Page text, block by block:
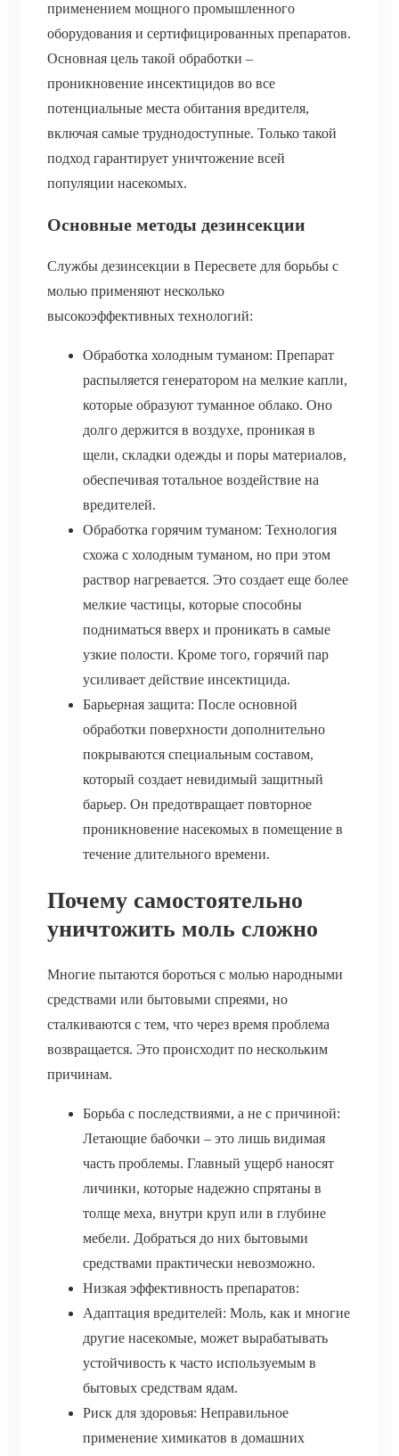
применением мощного промышленного
оборудования и сертифицированных препаратов.
Основная цель такой обработки –
проникновение инсектицидов во все
потенциальные места обитания вредителя,
включая самые труднодоступные. Только такой
подход гарантирует уничтожение всей
популяции насекомых.
Основные методы дезинсекции
Службы дезинсекции в Пересвете для борьбы с
молью применяют несколько
высокоэффективных технологий:
Обработка холодным туманом: Препарат
распыляется генератором на мелкие капли,
которые образуют туманное облако. Оно
долго держится в воздухе, проникая в
щели, складки одежды и поры материалов,
обеспечивая тотальное воздействие на
вредителей.
Обработка горячим туманом: Технология
схожа с холодным туманом, но при этом
раствор нагревается. Это создает еще более
мелкие частицы, которые способны
подниматься вверх и проникать в самые
узкие полости. Кроме того, горячий пар
усиливает действие инсектицида.
Барьерная защита: После основной
обработки поверхности дополнительно
покрываются специальным составом,
который создает невидимый защитный
барьер. Он предотвращает повторное
проникновение насекомых в помещение в
течение длительного времени.
Почему самостоятельно
уничтожить моль сложно
Многие пытаются бороться с молью народными
средствами или бытовыми спреями, но
сталкиваются с тем, что через время проблема
возвращается. Это происходит по нескольким
причинам.
Борьба с последствиями, а не с причиной:
Летающие бабочки – это лишь видимая
часть проблемы. Главный ущерб наносят
личинки, которые надежно спрятаны в
толще меха, внутри круп или в глубине
мебели. Добраться до них бытовыми
средствами практически невозможно.
Низкая эффективность препаратов:
Адаптация вредителей: Моль, как и многие
другие насекомые, может вырабатывать
устойчивость к часто используемым в
бытовых средствам ядам.
Риск для здоровья: Неправильное
применение химикатов в домашних